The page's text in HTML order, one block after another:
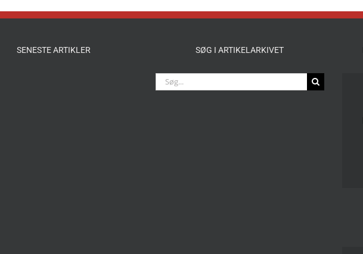
SENESTE ARTIKLER SØG I ARTIKELARKIVET
Søg
efter: